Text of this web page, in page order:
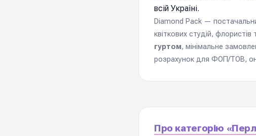
всій Україні.
Diamond Pack —
квіткових студій,
гуртом, мінімальне
розрахунок для ФОП/ТОВ,
Про категорію